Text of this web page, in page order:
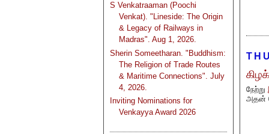
S Venkatraaman (Poochi
Venkat). "Lineside: The Origin
& Legacy of Railways in
Madras". Aug 1, 2026.
Sherin Someetharan. "Buddhism:
The Religion of Trade Routes
& Maritime Connections". July
4, 2026.
Inviting Nominations for
Venkayya Award 2026
நேற்று
அதன்